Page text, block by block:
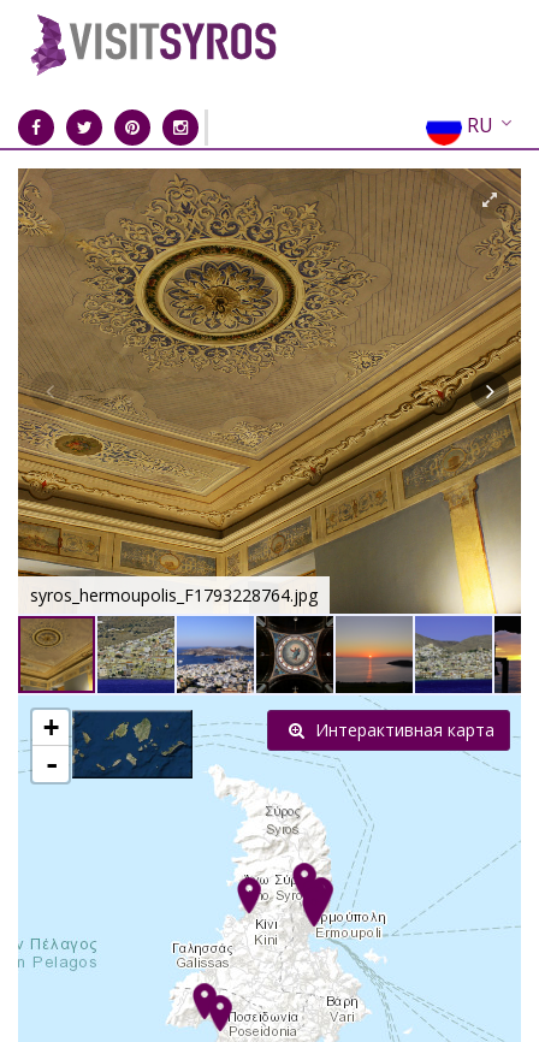
RU
EN
EL
FR
DE
IT
ES
CN
syros_hermoupolis_F1793228764.jpg
+
-
Интерактивная карта